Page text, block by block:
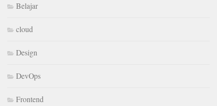
Belajar
cloud
Design
DevOps
Frontend